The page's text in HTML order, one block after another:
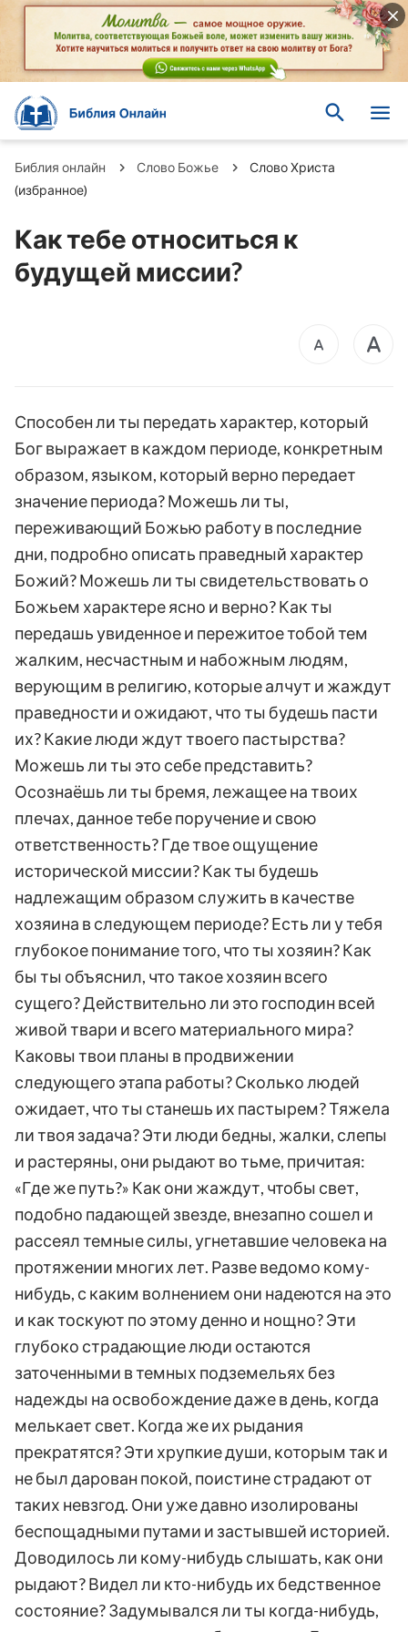
Библия онлайн Слово Божье
Слово Христа
(избранное)
Как тебе относиться к
будущей миссии?
Способен ли ты передать характер, который
Бог выражает в каждом периоде, конкретным
образом, языком, который верно передает
значение периода? Можешь ли ты,
переживающий Божью работу в последние
дни, подробно описать праведный характер
Божий? Можешь ли ты свидетельствовать о
Божьем характере ясно и верно? Как ты
передашь увиденное и пережитое тобой тем
жалким, несчастным и набожным людям,
верующим в религию, которые алчут и жаждут
праведности и ожидают, что ты будешь пасти
их? Какие люди ждут твоего пастырства?
Можешь ли ты это себе представить?
Осознаёшь ли ты бремя, лежащее на твоих
плечах, данное тебе поручение и свою
ответственность? Где твое ощущение
исторической миссии? Как ты будешь
надлежащим образом служить в качестве
хозяина в следующем периоде? Есть ли у тебя
глубокое понимание того, что ты хозяин? Как
бы ты объяснил, что такое хозяин всего
сущего? Действительно ли это господин всей
живой твари и всего материального мира?
Каковы твои планы в продвижении
следующего этапа работы? Сколько людей
ожидает, что ты станешь их пастырем? Тяжела
ли твоя задача? Эти люди бедны, жалки, слепы
и растеряны, они рыдают во тьме, причитая:
«Где же путь?» Как они жаждут, чтобы свет,
подобно падающей звезде, внезапно сошел и
рассеял темные силы, угнетавшие человека на
протяжении многих лет. Разве ведомо кому-
нибудь, с каким волнением они надеются на это
и как тоскуют по этому денно и нощно? Эти
глубоко страдающие люди остаются
заточенными в темных подземельях без
надежды на освобождение даже в день, когда
мелькает свет. Когда же их рыдания
прекратятся? Эти хрупкие души, которым так и
не был дарован покой, поистине страдают от
таких невзгод. Они уже давно изолированы
беспощадными путами и застывшей историей.
Доводилось ли кому-нибудь слышать, как они
рыдают? Видел ли кто-нибудь их бедственное
состояние? Задумывался ли ты когда-нибудь,